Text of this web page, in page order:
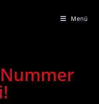
Menü